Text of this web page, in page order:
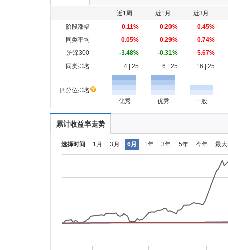
近1周 近1月 近3月
阶段涨幅
0.11% 0.20% 0.45%
同类平均
0.05% 0.29% 0.74%
沪深300
-3.48% -0.31% 5.67%
同类排名
4 | 25 6 | 25 16 | 25
四分位排名
优秀
优秀 一般
累计收益率走势
选择时间 1月 3月 6月 1年 3年 5年 今年 最大